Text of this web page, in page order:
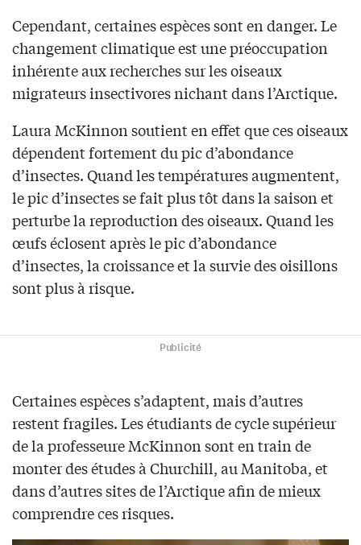
Cependant, certaines espèces sont en danger. Le
changement climatique est une préoccupation
inhérente aux recherches sur les oiseaux
migrateurs insectivores nichant dans l’Arctique.
Laura McKinnon soutient en effet que ces oiseaux
dépendent fortement du pic d’abondance
d’insectes. Quand les températures augmentent,
le pic d’insectes se fait plus tôt dans la saison et
perturbe la reproduction des oiseaux. Quand les
œufs éclosent après le pic d’abondance
d’insectes, la croissance et la survie des oisillons
sont plus à risque.
Publicité
Certaines espèces s’adaptent, mais d’autres
restent fragiles. Les étudiants de cycle supérieur
de la professeure McKinnon sont en train de
monter des études à Churchill, au Manitoba, et
dans d’autres sites de l’Arctique afin de mieux
comprendre ces risques.